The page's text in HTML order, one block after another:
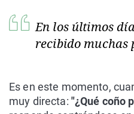
En los últimos
recibido muchas
Es en este momento,
muy directa: "¿Qué coño